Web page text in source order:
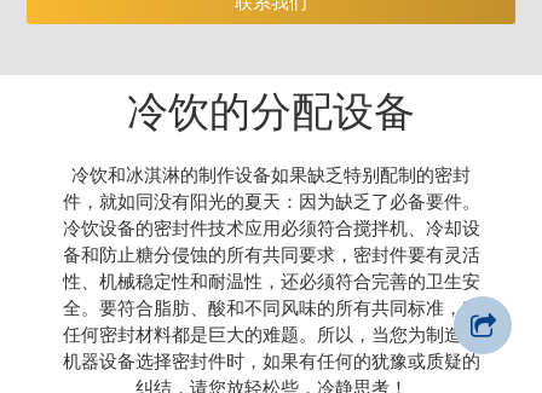
冷饮的分配设备
冷饮和冰淇淋的制作设备如果缺乏特别配制的密封
件，就如同没有阳光的夏天：因为缺乏了必备要件。
冷饮设备的密封件技术应用必须符合搅拌机、冷却设
备和防止糖分侵蚀的所有共同要求，密封件要有灵活
性、机械稳定性和耐温性，还必须符合完善的卫生安
全。要符合脂肪、酸和不同风味的所有共同标准，对
任何密封材料都是巨大的难题。所以，当您为制造的
机器设备选择密封件时，如果有任何的犹豫或质疑的